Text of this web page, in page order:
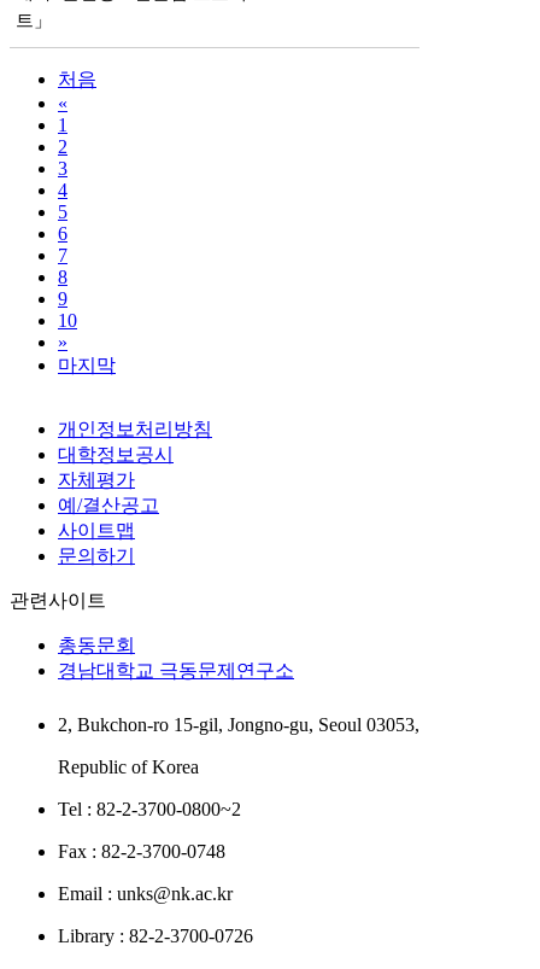
트」
처음
«
1
2
3
4
5
6
7
8
9
10
»
마지막
개인정보처리방침
대학정보공시
자체평가
예/결산공고
사이트맵
문의하기
관련사이트
총동문회
경남대학교 극동문제연구소
2, Bukchon-ro 15-gil, Jongno-gu, Seoul 03053,
Republic of Korea
Tel : 82-2-3700-0800~2
Fax : 82-2-3700-0748
Email : unks@nk.ac.kr
Library : 82-2-3700-0726